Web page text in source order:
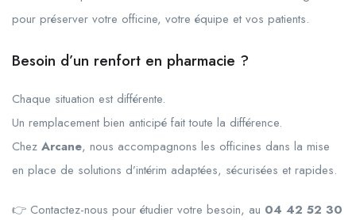
pour préserver votre officine, votre équipe et vos patients.
Besoin d’un renfort en pharmacie ?
Chaque situation est différente.
Un remplacement bien anticipé fait toute la différence.
Chez Arcane, nous accompagnons les officines dans la mise
en place de solutions d’intérim adaptées, sécurisées et rapides.
👉 Contactez-nous pour étudier votre besoin, au 04 42 52 30